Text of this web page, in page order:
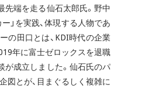
先端を走る仙石太郎氏。野中
」を実践、体現する人物であ
の田口とは、KDI時代の企業
年に富士ゼロックスを退職
が成立しました。仙石氏のパ
図とが、目まぐるしく複雑に